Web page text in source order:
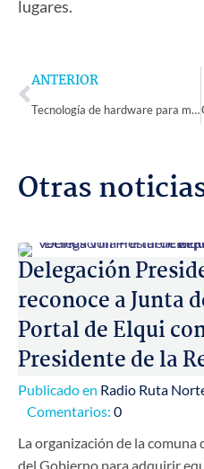
lugares.
Prev
ANTERIOR
Tecnología de hardware para monitoreo en cordillera es presentada por CEAZA en Congreso Futuro 2025
Otras
Delegación
reconoce a Junta
Portal de Elqui
Presidente de la
Publicado en Radio Ruta
Comentarios: 0
La organización de la comuna
del Gobierno para adquirir